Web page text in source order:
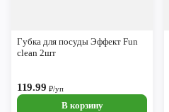
Губка для посуды Эффект Fun
clean 2шт
119.99 ₽/уп
В корзину